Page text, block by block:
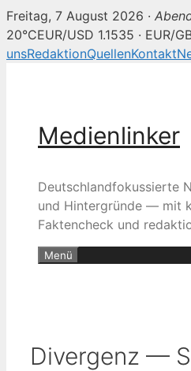
Freitag, 7 August 2026 ·
20°CEUR/USD 1.1535 · EUR/
unsRedaktionQuellenKontakt
Medienlinker
Deutschlandfokussierte
und Hintergründe — mit
Faktencheck und
Menü
Divergenz —